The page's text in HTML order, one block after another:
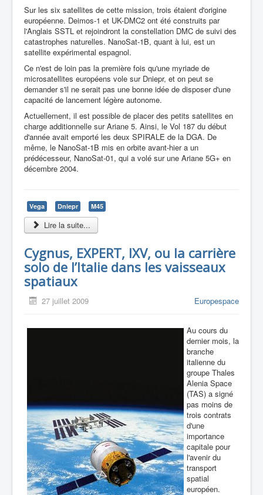
Sur les six satellites de cette mission, trois étaient d'origine
européenne. Deimos-1 et UK-DMC2 ont été construits par
l'Anglais SSTL et rejoindront la constellation DMC de suivi des
catastrophes naturelles. NanoSat-1B, quant à lui, est un
satellite expérimental espagnol.
Ce n'est de loin pas la première fois qu'une myriade de
microsatellites européens vole sur Dniepr, et on peut se
demander s'il ne serait pas une bonne idée de disposer d'une
capacité de lancement légère autonome.
Actuellement, il est possible de placer des petits satellites en
charge additionnelle sur Ariane 5. Ainsi, le Vol 187 du début
d'année avait emporté les deux SPIRALE de la DGA. De
même, le NanoSat-1B mis en orbite avant-hier a un
prédécesseur, NanoSat-01, qui a volé sur une Ariane 5G+ en
décembre 2004.
Vega Dniepr M45
Lire la suite...
Cygnus, EXPERT, IXV, ou la carrière
solo de l’Italie dans les vaisseaux
spatiaux
27 juillet 2009 Europespace
Au cours du
dernier mois, la
branche
italienne du
groupe Thales
Alenia Space
(TAS) a signé
pas moins de
trois contrats
d'une
importance
capitale pour
l'avenir du
transport
spatial
européen.